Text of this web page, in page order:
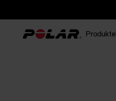
Produkte